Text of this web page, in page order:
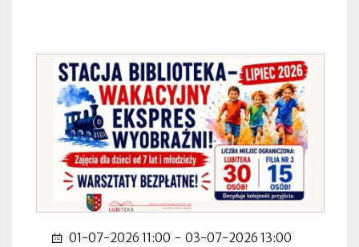
01-07-2026 11:00 - 03-07-2026 13:00